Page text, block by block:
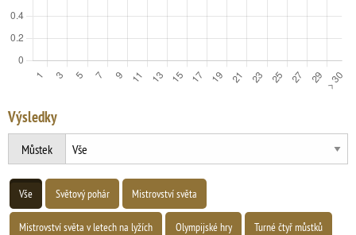
Výsledky
Můstek
Vše Světový pohár Mistrovství světa
Mistrovství světa v letech na lyžích Olympijské hry Turné čtyř můstků